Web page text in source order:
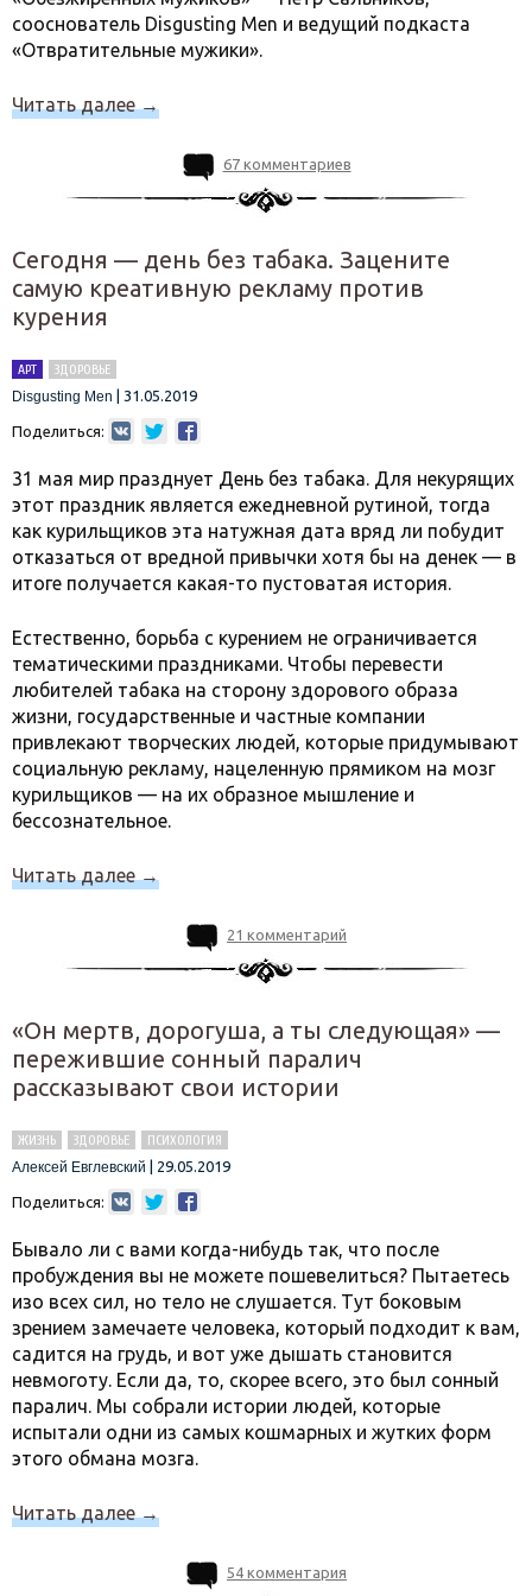
сооснователь Disgusting Men и ведущий подкаста
«Отвратительные мужики».
Читать далее→
67 комментариев
Сегодня — день без табака. Зацените
самую креативную рекламу против
курения
АРТ
ЗДОРОВЬЕ
Disgusting Men
31.05.2019
Поделиться:
31 мая мир празднует День без табака. Для некурящих
этот праздник является ежедневной рутиной, тогда
как курильщиков эта натужная дата вряд ли побудит
отказаться от вредной привычки хотя бы на денек — в
итоге получается какая-то пустоватая история.
Естественно, борьба с курением не ограничивается
тематическими праздниками. Чтобы перевести
любителей табака на сторону здорового образа
жизни, государственные и частные компании
привлекают творческих людей, которые придумывают
социальную рекламу, нацеленную прямиком на мозг
курильщиков — на их образное мышление и
бессознательное.
Читать далее→
21 комментарий
«Он мертв, дорогуша, а ты следующая» —
пережившие сонный паралич
рассказывают свои истории
ЖИЗНЬ ЗДОРОВЬЕ
ПСИХОЛОГИЯ
Алексей Евглевский
29.05.2019
Поделиться:
Бывало ли с вами когда-нибудь так, что после
пробуждения вы не можете пошевелиться? Пытаетесь
изо всех сил, но тело не слушается. Тут боковым
зрением замечаете человека, который подходит к вам,
садится на грудь, и вот уже дышать становится
невмоготу. Если да, то, скорее всего, это был сонный
паралич. Мы собрали истории людей, которые
испытали одни из самых кошмарных и жутких форм
этого обмана мозга.
Читать далее→
54 комментария